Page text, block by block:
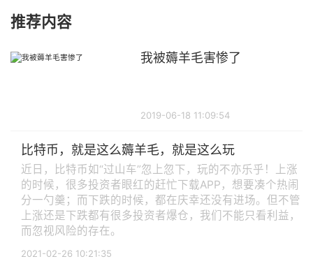
推荐内容
我被薅羊毛害惨了
2019-06-18 11:09:54
比特币，就是这么薅羊毛，就是这么玩
近日，比特币如“过山车”忽上忽下，玩的不亦乐乎！上涨
的时候，很多投资者眼红的赶忙下载APP，想要凑个热闹
分一勺羹；而下跌的时候，都在庆幸还没有进场。但不管
上涨还是下跌都有很多投资者爆仓，我们不能只看利益，
而忽视风险的存在。
2021-02-26 10:21:35